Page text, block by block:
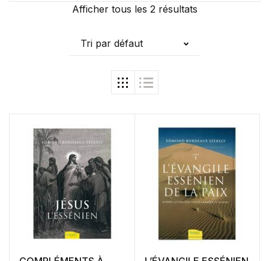
Afficher tous les 2 résultats
Tri par défaut